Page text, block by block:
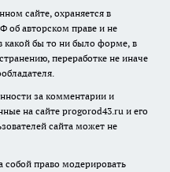
сайте, охраняется в
об авторском праве и не
какой бы то ни было форме, в
переработке не иначе
за комментарии и
на сайте progorod43.ru и его
сайта может не
собой право модерировать